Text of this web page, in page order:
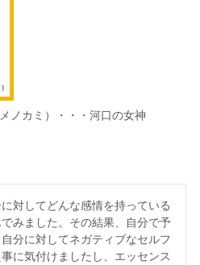
ノカミ）・・・河口の女神
対してどんな感情を持っている
みました。その結果、自分で予
分に対してネガティブなセルフ
に気付けましたし、エッセンス